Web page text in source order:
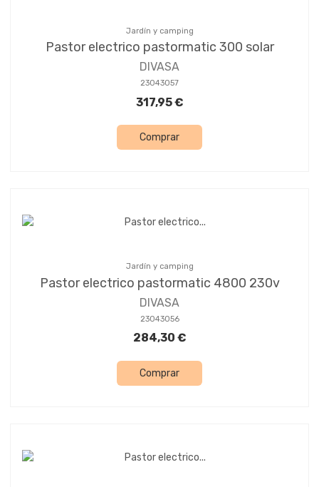
Jardín y camping
Pastor electrico pastormatic 300 solar
DIVASA
23043057
317,95 €
Comprar
Jardín y camping
Pastor electrico pastormatic 4800 230v
DIVASA
23043056
284,30 €
Comprar